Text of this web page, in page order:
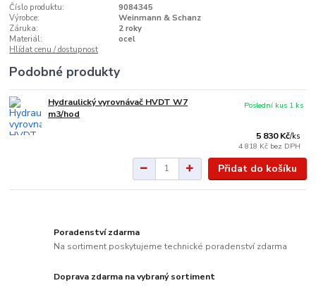
Číslo produktu:
9084345
Výrobce:
Weinmann & Schanz
Záruka:
2 roky
Materiál:
ocel
Hlídat cenu / dostupnost
Podobné produkty
Hydraulický vyrovnávač HVDT W7
m3/hod
5 830 Kč/ks
4 818 Kč bez DPH
Poslední kus 1 ks
Přidat do košíku
Poradenství zdarma
Na sortiment poskytujeme technické poradenství zdarma
Doprava zdarma na vybraný sortiment